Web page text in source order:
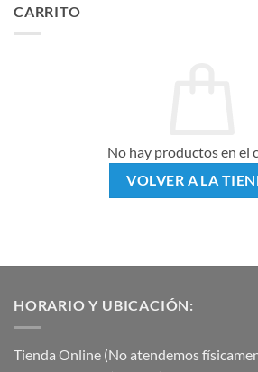
CARRITO
No hay productos en el
VOLVER A LA
HORARIO Y UBICACIÓN:
Tienda Online (No atendemos